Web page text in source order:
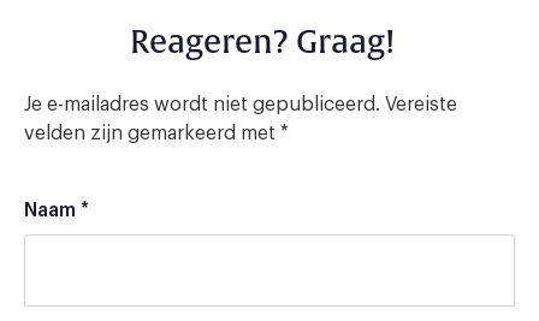
Reageren? Graag!
Je e-mailadres wordt niet gepubliceerd. Vereiste
velden zijn gemarkeerd met *
Naam *